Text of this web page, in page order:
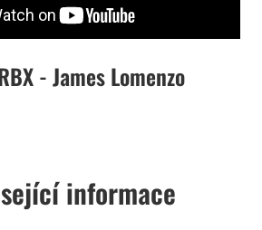
- James Lomenzo
informace